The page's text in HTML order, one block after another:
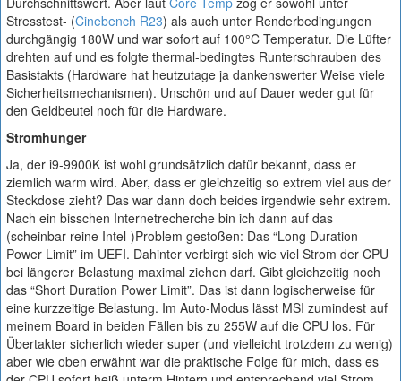
Stresstest- (Cinebench R23) als auch unter Renderbedingungen
durchgängig 180W und war sofort auf 100°C Temperatur. Die Lüfter
drehten auf und es folgte thermal-bedingtes Runterschrauben des
Basistakts (Hardware hat heutzutage ja dankenswerter Weise viele
Sicherheitsmechanismen). Unschön und auf Dauer weder gut für
den Geldbeutel noch für die Hardware.
Stromhunger
Ja, der i9-9900K ist wohl grundsätzlich dafür bekannt, dass er
ziemlich warm wird. Aber, dass er gleichzeitig so extrem viel aus der
Steckdose zieht? Das war dann doch beides irgendwie sehr extrem.
Nach ein bisschen Internetrecherche bin ich dann auf das
(scheinbar reine Intel-)Problem gestoßen: Das “Long Duration
Power Limit” im UEFI. Dahinter verbirgt sich wie viel Strom der CPU
bei längerer Belastung maximal ziehen darf. Gibt gleichzeitig noch
das “Short Duration Power Limit”. Das ist dann logischerweise für
eine kurzzeitige Belastung. Im Auto-Modus lässt MSI zumindest auf
meinem Board in beiden Fällen bis zu 255W auf die CPU los. Für
Übertakter sicherlich wieder super (und vielleicht trotzdem zu wenig)
aber wie oben erwähnt war die praktische Folge für mich, dass es